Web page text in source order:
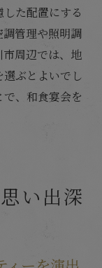
た配置にする
管理や照明調
周辺では、地
ぶとよいでし
、和食宴会を
い出深